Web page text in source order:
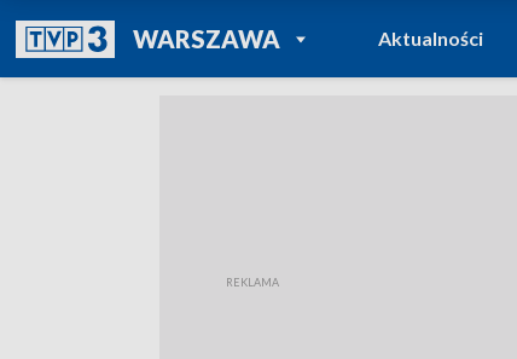
WARSZAWAPOWRÓT DO
TVP REGIONY
Aktualności